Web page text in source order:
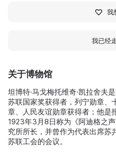
关于博物馆
坦博特·马戈梅托维奇·凯拉舍夫
苏联国家奖获得者，列宁勋章、
章、人民友谊勋章获得者；他是
1923年3月8日称为《阿迪格之
究所所长，并曾作为代表出席苏
苏联工会的会议。
我
我已经